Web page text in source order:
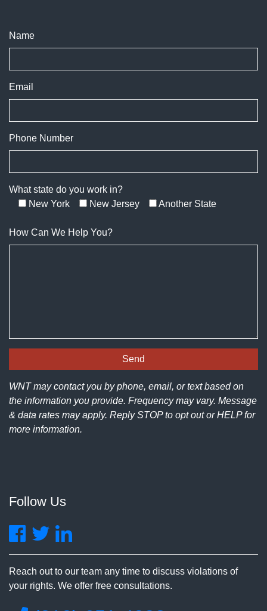
Name
Email
Phone Number
What state do you work in?
New York
New Jersey Another State
How Can We Help You?
WNT may contact you by phone, email, or text based on
the information you provide. Frequency may vary. Message
& data rates may apply. Reply STOP to opt out or HELP for
more information.
Follow Us
Reach out to our team any time to discuss violations of
your rights. We offer free consultations.